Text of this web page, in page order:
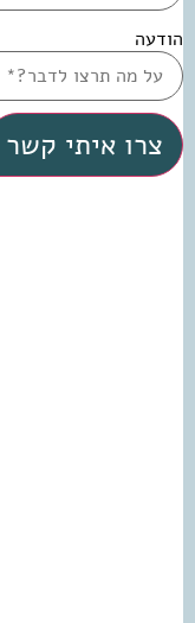
הודעה
צרו איתי קשר